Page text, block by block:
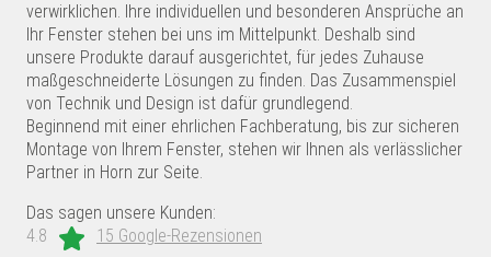
verwirklichen. Ihre individuellen und besonderen Ansprüche an
Ihr Fenster stehen bei uns im Mittelpunkt. Deshalb sind
unsere Produkte darauf ausgerichtet, für jedes Zuhause
maßgeschneiderte Lösungen zu finden. Das Zusammenspiel
von Technik und Design ist dafür grundlegend.
Beginnend mit einer ehrlichen Fachberatung, bis zur sicheren
Montage von Ihrem Fenster, stehen wir Ihnen als verlässlicher
Partner in Horn zur Seite.
Das sagen unsere Kunden:
4.8
15 Google-Rezensionen